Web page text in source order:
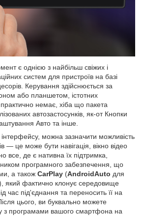
є однією з найбільш свіжих і
систем для пристроїв на базі
Керування здійснюється за
або планшетом, істотних
практично немає, хіба що пакета
автозастосунків, як-от Кнопки
Авто та інше.
можна зазначити можливість
— це може бути навігація, вікно відео
все, де є нативна їх підтримка,
програмного забезпечення, що
а також CarPlay (AndroidAuto для
який фактично клонує середовище
час під'єднання та переносить її на
цього, ви буквально можете
з програмами вашого смартфона на